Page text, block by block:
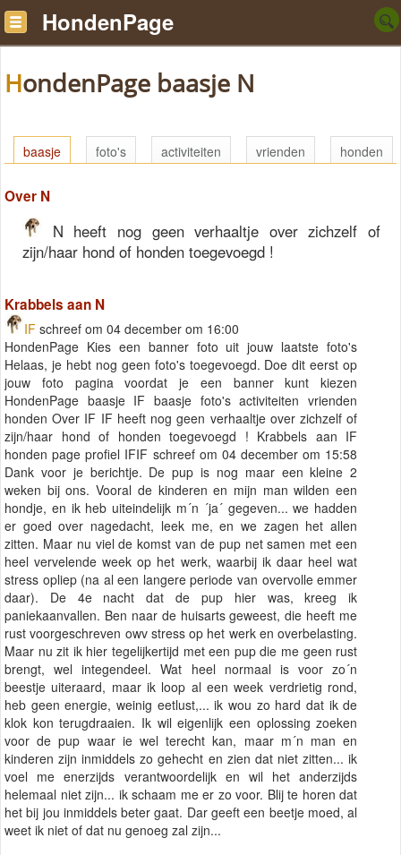
HondenPage
HondenPage baasje N
baasje foto's activiteiten vrienden honden
Over N
N heeft nog geen verhaaltje over zichzelf of
zijn/haar hond of honden toegevoegd !
Krabbels aan N
IF schreef om 04 december om 16:00
HondenPage Kies een banner foto uit jouw laatste foto's
Helaas, je hebt nog geen foto's toegevoegd. Doe dit eerst op
jouw foto pagina voordat je een banner kunt kiezen
HondenPage baasje IF baasje foto's activiteiten vrienden
honden Over IF IF heeft nog geen verhaaltje over zichzelf of
zijn/haar hond of honden toegevoegd ! Krabbels aan IF
honden page profiel IFIF schreef om 04 december om 15:58
Dank voor je berichtje. De pup is nog maar een kleine 2
weken bij ons. Vooral de kinderen en mijn man wilden een
hondje, en ik heb uiteindelijk m´n ´ja´ gegeven... we hadden
er goed over nagedacht, leek me, en we zagen het allen
zitten. Maar nu viel de komst van de pup net samen met een
heel vervelende week op het werk, waarbij ik daar heel wat
stress opliep (na al een langere periode van overvolle emmer
daar). De 4e nacht dat de pup hier was, kreeg ik
paniekaanvallen. Ben naar de huisarts geweest, die heeft me
rust voorgeschreven owv stress op het werk en overbelasting.
Maar nu zit ik hier tegelijkertijd met een pup die me geen rust
brengt, wel integendeel. Wat heel normaal is voor zo´n
beestje uiteraard, maar ik loop al een week verdrietig rond,
heb geen energie, weinig eetlust,... ik wou zo hard dat ik de
klok kon terugdraaien. Ik wil eigenlijk een oplossing zoeken
voor de pup waar ie wel terecht kan, maar m´n man en
kinderen zijn inmiddels zo gehecht en zien dat niet zitten... ik
voel me enerzijds verantwoordelijk en wil het anderzijds
helemaal niet zijn... ik schaam me er zo voor. Blij te horen dat
het bij jou inmiddels beter gaat. Dar geeft een beetje moed, al
weet ik niet of dat nu genoeg zal zijn...